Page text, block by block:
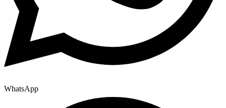
WhatsApp